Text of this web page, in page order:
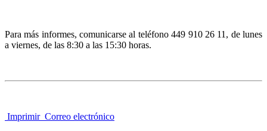
Para más informes, comunicarse al teléfono 449 910 26 11, de lunes
a viernes, de las 8:30 a las 15:30 horas.
Imprimir Correo electrónico